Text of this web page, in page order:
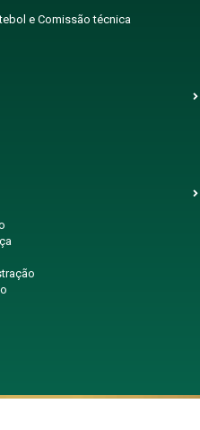
e Comissão técnica